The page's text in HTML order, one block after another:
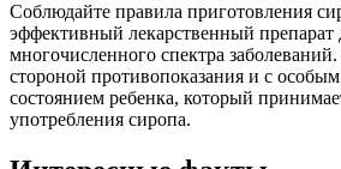
Соблюдайте правила приготовления
эффективный лекарственный препарат
многочисленного спектра
стороной противопоказания и с
состоянием ребенка, который
употребления сиропа.